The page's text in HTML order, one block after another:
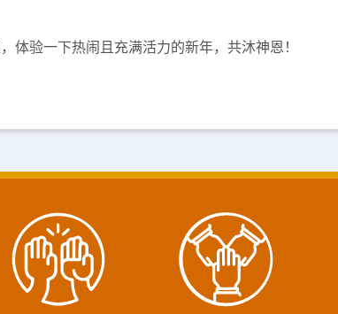
验一下热闹且充满活力的新年，共沐神恩！